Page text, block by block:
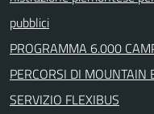
pubblici
PROGRAMMA 6.000
PERCORSI DI MOUNTAIN
SERVIZIO FLEXIBUS